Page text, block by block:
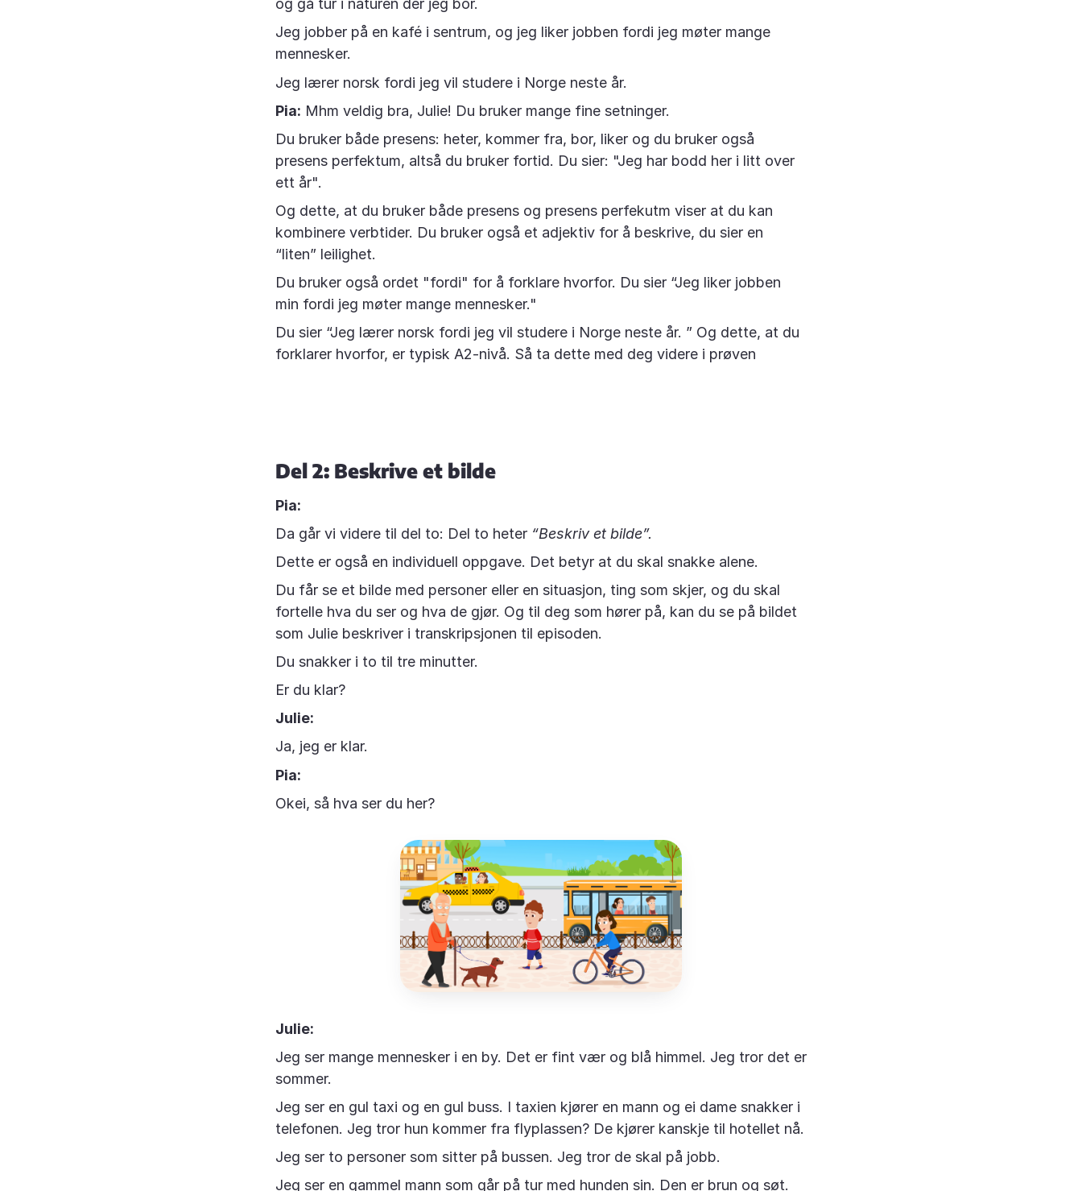
og gå tur i naturen der jeg bor.
Jeg jobber på en kafé i sentrum, og jeg liker jobben fordi jeg møter mange
mennesker.
Jeg lærer norsk fordi jeg vil studere i Norge neste år.
Pia: Mhm veldig bra, Julie! Du bruker mange fine setninger.
Du bruker både presens: heter, kommer fra, bor, liker og du bruker også
presens perfektum, altså du bruker fortid. Du sier: "Jeg har bodd her i litt over
ett år".
Og dette, at du bruker både presens og presens perfekutm viser at du kan
kombinere verbtider. Du bruker også et adjektiv for å beskrive, du sier en
“liten” leilighet.
Du bruker også ordet "fordi" for å forklare hvorfor. Du sier “Jeg liker jobben
min fordi jeg møter mange mennesker."
Du sier “Jeg lærer norsk fordi jeg vil studere i Norge neste år. ” Og dette, at du
forklarer hvorfor, er typisk A2-nivå. Så ta dette med deg videre i prøven
Del 2: Beskrive et bilde
Pia:
Da går vi videre til del to: Del to heter “Beskriv et bilde”.
Dette er også en individuell oppgave. Det betyr at du skal snakke alene.
Du får se et bilde med personer eller en situasjon, ting som skjer, og du skal
fortelle hva du ser og hva de gjør. Og til deg som hører på, kan du se på bildet
som Julie beskriver i transkripsjonen til episoden.
Du snakker i to til tre minutter.
Er du klar?
Julie:
Ja, jeg er klar.
Pia:
Okei, så hva ser du her?
Julie:
Jeg ser mange mennesker i en by. Det er fint vær og blå himmel. Jeg tror det er
sommer.
Jeg ser en gul taxi og en gul buss. I taxien kjører en mann og ei dame snakker i
telefonen. Jeg tror hun kommer fra flyplassen? De kjører kanskje til hotellet nå.
Jeg ser to personer som sitter på bussen. Jeg tror de skal på jobb.
Jeg ser en gammel mann som går på tur med hunden sin. Den er brun og søt.